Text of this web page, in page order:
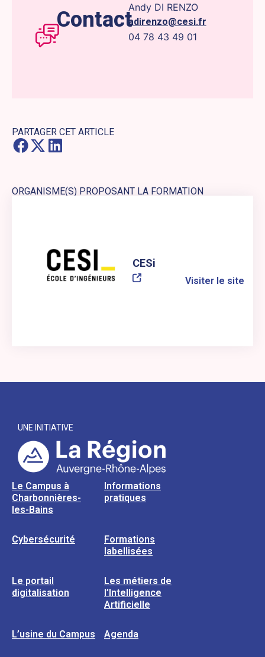
ContactAndy DI RENZO
adirenzo@cesi.fr
04 78 43 49 01
PARTAGER CET ARTICLE
ORGANISME(S) PROPOSANT LA FORMATION
CESi
Visiter le site
UNE INITIATIVE
Le Campus à
Charbonnières-
les-Bains
Informations
pratiques
Cybersécurité
Formations
labellisées
Le portail
digitalisation
Les métiers de
l’Intelligence
Artificielle
L’usine du Campus Agenda